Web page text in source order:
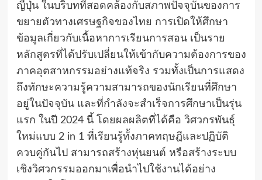
ญี่ปุ่น ในบริบทที่สอดคล้องกับสภาพปัจจุบันของการ
ขยายตัวทางเศรษฐกิจของไทย การเปิดให้ศึกษา
ข้อมูลเกี่ยวกับเนื้อหาการเรียนการสอน เป็นราย
หลักสูตรที่ได้ปรับเปลี่ยนให้เข้ากับความต้องการของ
ภาคอุตสาหกรรมอย่างแท้จริง รวมทั้งเป็นการแสดง
ถึงทักษะความรู้ความสามารถของนักเรียนที่ศึกษา
อยู่ในปัจจุบัน และที่กำลังจะสำเร็จการศึกษาเป็นรุ่น
แรก ในปี 2024 นี้ โดยผลผลิตที่ได้คือ วิศวกรพันธุ์
ใหม่แบบ 2 in 1 ที่เรียนรู้ทั้งภาคทฤษฎีและปฏิบัติ
ควบคู่กันไป สามารถสร้างหุ่นยนต์ หรือสร้างระบบ
เชิงวิศวกรรมออกมาเพื่อนำไปใช้งานได้อย่าง